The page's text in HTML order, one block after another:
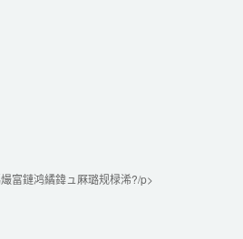
富鏈鸿繘鍏ュ厤璐规椂浠?/p>